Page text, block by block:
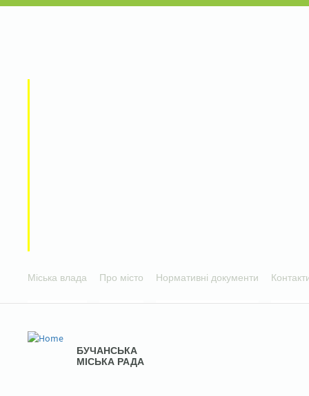
Міська влада Про місто Нормативні документи
БУЧАНСЬКА
МІСЬКА РАДА